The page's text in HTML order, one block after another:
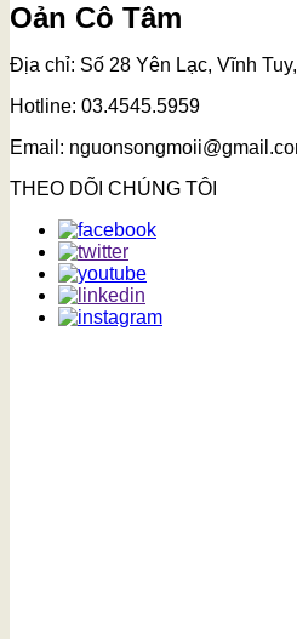
Oản Cô Tâm
Địa chỉ: Số 28 Yên Lạc, Vĩnh
Hotline: 03.4545.5959
Email:
THEO DÕI CHÚNG TÔI